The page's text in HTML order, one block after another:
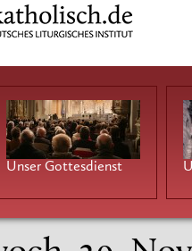
Unser Gottesdienst